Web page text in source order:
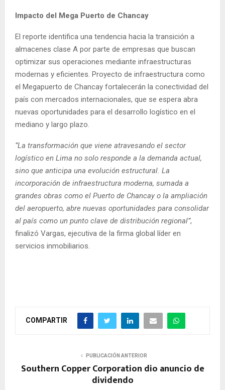
Impacto del Mega Puerto de Chancay
El reporte identifica una tendencia hacia la transición a
almacenes clase A por parte de empresas que buscan
optimizar sus operaciones mediante infraestructuras
modernas y eficientes. Proyecto de infraestructura como
el Megapuerto de Chancay fortalecerán la conectividad del
país con mercados internacionales, que se espera abra
nuevas oportunidades para el desarrollo logístico en el
mediano y largo plazo.
“La transformación que viene atravesando el sector
logístico en Lima no solo responde a la demanda actual,
sino que anticipa una evolución estructural. La
incorporación de infraestructura moderna, sumada a
grandes obras como el Puerto de Chancay o la ampliación
del aeropuerto, abre nuevas oportunidades para consolidar
al país como un punto clave de distribución regional”,
finalizó Vargas, ejecutiva de la firma global líder en
servicios inmobiliarios.
COMPARTIR
PUBLICACIÓN ANTERIOR
Southern Copper Corporation dio anuncio de
dividendo